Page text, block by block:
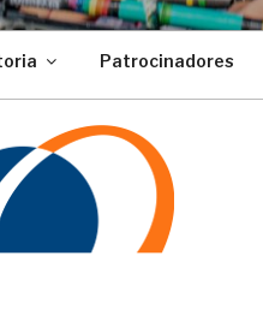
Patrocinadores